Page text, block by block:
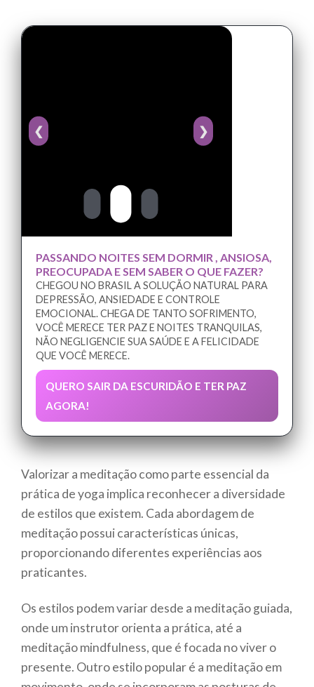
❮ ❯
PASSANDO NOITES SEM DORMIR , ANSIOSA,
PREOCUPADA E SEM SABER O QUE FAZER?
CHEGOU NO BRASIL A SOLUÇÃO NATURAL PARA
DEPRESSÃO, ANSIEDADE E CONTROLE
EMOCIONAL. CHEGA DE TANTO SOFRIMENTO,
VOCÊ MERECE TER PAZ E NOITES TRANQUILAS,
NÃO NEGLIGENCIE SUA SAÚDE E A FELICIDADE
QUE VOCÊ MERECE.
QUERO SAIR DA ESCURIDÃO E TER PAZ
AGORA!
Valorizar a meditação como parte essencial da
prática de yoga implica reconhecer a diversidade
de estilos que existem. Cada abordagem de
meditação possui características únicas,
proporcionando diferentes experiências aos
praticantes.
Os estilos podem variar desde a meditação guiada,
onde um instrutor orienta a prática, até a
meditação mindfulness, que é focada no viver o
presente. Outro estilo popular é a meditação em